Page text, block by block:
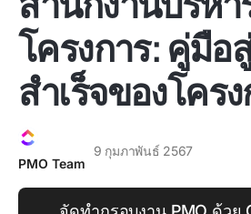
โครงการ: คู่มือ
สำเร็จของโคร
PMO Team
9 กุมภาพันธ์ 2567